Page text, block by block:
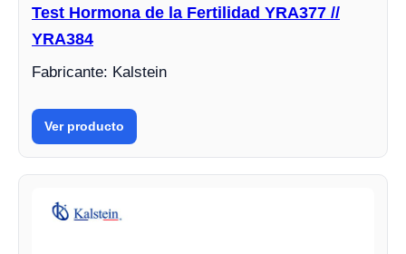
Test Hormona de la Fertilidad YRA377 //
YRA384
Fabricante: Kalstein
Ver producto